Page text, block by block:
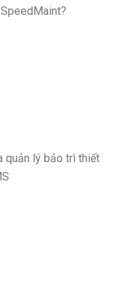
quản lý bảo trì thiết